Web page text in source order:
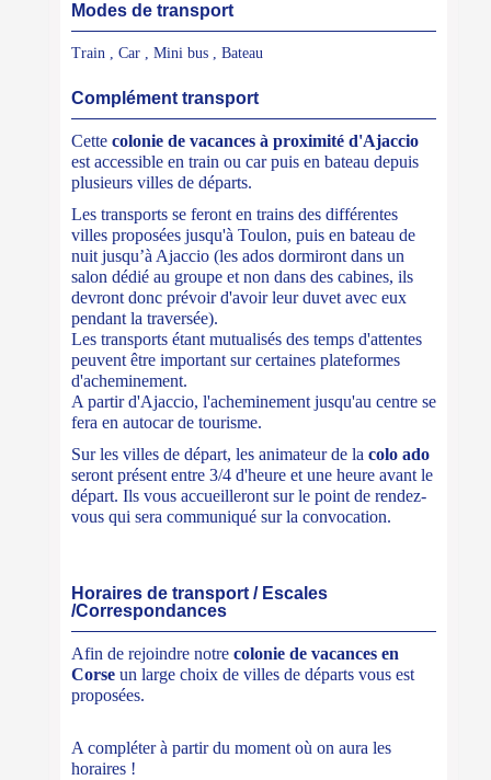
Modes de transport
Train , Car , Mini bus , Bateau
Complément transport
Cette colonie de vacances à proximité d'Ajaccio
est accessible en train ou car puis en bateau depuis
plusieurs villes de départs.
Les transports se feront en trains des différentes
villes proposées jusqu'à Toulon, puis en bateau de
nuit jusqu’à Ajaccio (les ados dormiront dans un
salon dédié au groupe et non dans des cabines, ils
devront donc prévoir d'avoir leur duvet avec eux
pendant la traversée).
Les transports étant mutualisés des temps d'attentes
peuvent être important sur certaines plateformes
d'acheminement.
A partir d'Ajaccio, l'acheminement jusqu'au centre se
fera en autocar de tourisme.
Sur les villes de départ, les animateur de la colo ado
seront présent entre 3/4 d'heure et une heure avant le
départ. Ils vous accueilleront sur le point de rendez-
vous qui sera communiqué sur la convocation.
Horaires de transport / Escales
/Correspondances
Afin de rejoindre notre colonie de vacances en
Corse un large choix de villes de départs vous est
proposées.
A compléter à partir du moment où on aura les
horaires !